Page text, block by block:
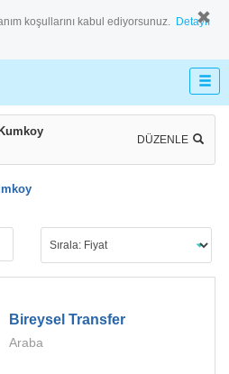
koşullarını kabul ediyorsunuz. Detaylı
DÜZENLE
Bireysel Transfer
Araba